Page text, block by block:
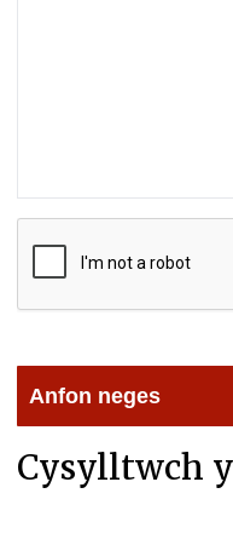
Anfon neges
Cysylltwch